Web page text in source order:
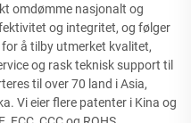
omdømme nasjonalt og
og integritet, og følger
å tilby utmerket kvalitet,
og rask teknisk support til
til over 70 land i Asia,
Vi eier flere patenter i Kina og